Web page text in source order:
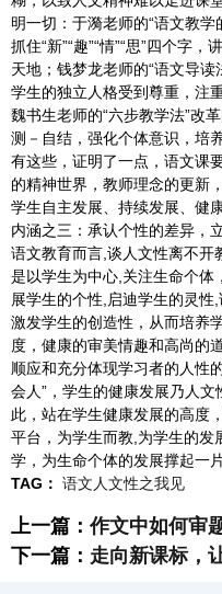
明一切：于漪老师的“语文教学
抓住“新”“趣”“情”“思”四个字
天地；钱梦龙老师的“语文导读
学生的独立人格受到尊重，注
魏书生老师的“六步教学法”改
测－自结，强化个体意识，培
有这些，证明了一点，语文课
的精神世界，教师理念的更新
学生自主发展、持续发展、
内涵之三：承认个性的差异
语文教育而言,谈人文性离不开
是以学生为中心,关注生命个体
展学生的个性,启迪学生的灵性
激发学生的创造性，从而培养
度，健康的审美情趣和高尚的
顺应和充分体现学习者的人性
会人”，学生的健康发展乃人
此，站在学生健康发展的高度
平台，为学生而教,为学生的发
学，为生命个体的发展撑起一
TAG： 语文人文性之我见
上一篇：作文中如何审
下一篇： 走向新课标，